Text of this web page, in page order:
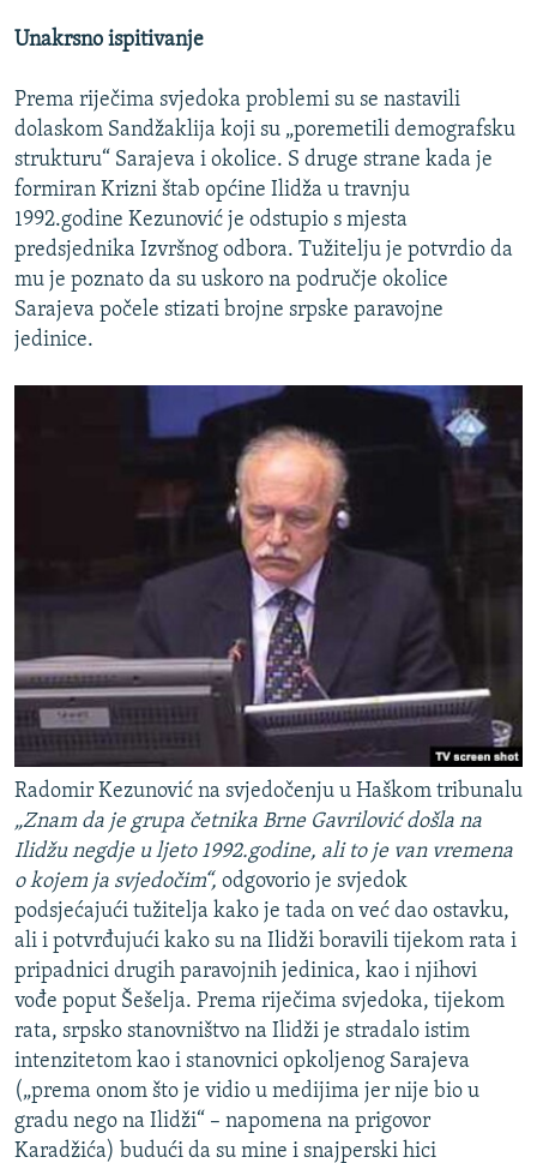
Unakrsno ispitivanje
Prema riječima svjedoka problemi su se nastavili
dolaskom Sandžaklija koji su „poremetili demografsku
strukturu“ Sarajeva i okolice. S druge strane kada je
formiran Krizni štab općine Ilidža u travnju
1992.godine Kezunović je odstupio s mjesta
predsjednika Izvršnog odbora. Tužitelju je potvrdio da
mu je poznato da su uskoro na područje okolice
Sarajeva počele stizati brojne srpske paravojne
jedinice.
Radomir Kezunović na svjedočenju u Haškom tribunalu
„Znam da je grupa četnika Brne Gavrilović došla na
Ilidžu negdje u ljeto 1992.godine, ali to je van vremena
o kojem ja svjedočim“, odgovorio je svjedok
podsjećajući tužitelja kako je tada on već dao ostavku,
ali i potvrđujući kako su na Ilidži boravili tijekom rata i
pripadnici drugih paravojnih jedinica, kao i njihovi
vođe poput Šešelja. Prema riječima svjedoka, tijekom
rata, srpsko stanovništvo na Ilidži je stradalo istim
intenzitetom kao i stanovnici opkoljenog Sarajeva
(„prema onom što je vidio u medijima jer nije bio u
gradu nego na Ilidži“ – napomena na prigovor
Karadžića) budući da su mine i snajperski hici